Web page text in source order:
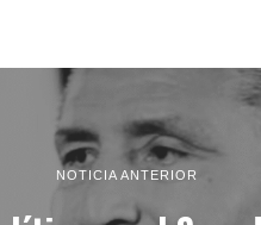
NOTICIA ANTERIOR